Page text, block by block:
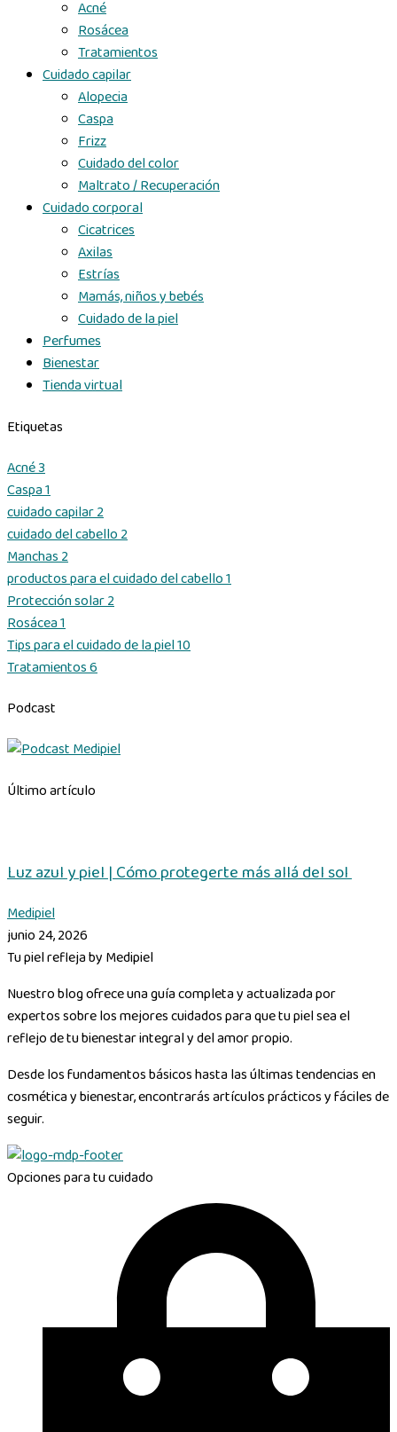
Acné
Rosácea
Tratamientos
Cuidado capilar
Alopecia
Caspa
Frizz
Cuidado del color
Maltrato / Recuperación
Cuidado corporal
Cicatrices
Axilas
Estrías
Mamás, niños y bebés
Cuidado de la piel
Perfumes
Bienestar
Tienda virtual
Etiquetas
Acné3
Caspa1
cuidado capilar2
cuidado del cabello2
Manchas2
productos para el cuidado del cabello1
Protección solar2
Rosácea1
Tips para el cuidado de la piel10
Tratamientos6
Podcast
Último artículo
Luz azul y piel | Cómo protegerte más allá del sol
Medipiel
junio 24, 2026
Tu piel refleja by Medipiel
Nuestro blog ofrece una guía completa y actualizada por
expertos sobre los mejores cuidados para que tu piel sea el
reflejo de tu bienestar integral y del amor propio.
Desde los fundamentos básicos hasta las últimas tendencias en
cosmética y bienestar, encontrarás artículos prácticos y fáciles de
seguir.
Opciones para tu cuidado